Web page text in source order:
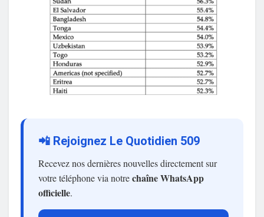
📲 Rejoignez Le Quotidien 509
Recevez nos dernières nouvelles directement sur
votre téléphone via notrechaîne WhatsApp
officielle.